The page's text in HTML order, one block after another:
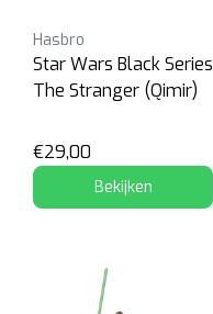
Hasbro
Star Wars Black Series
The Stranger (Qimir)
€29,00
Bekijken